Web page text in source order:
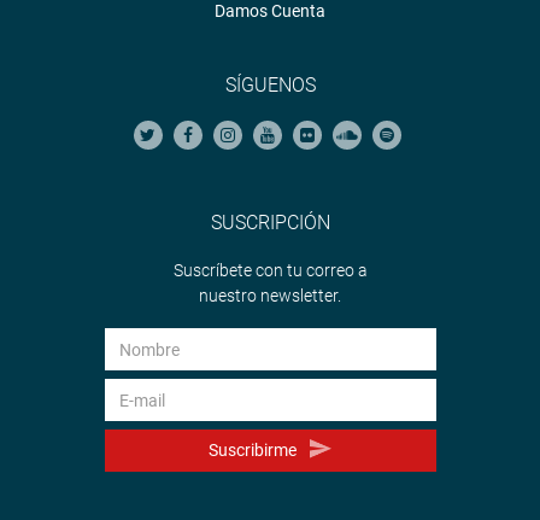
Damos Cuenta
SÍGUENOS
SUSCRIPCIÓN
Suscríbete con tu correo a
nuestro newsletter.
Suscribirme